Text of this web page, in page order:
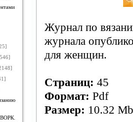
Журнал по
журнала
для женщин.
Страниц: 45
Формат: Pdf
Размер: 10.32 Mb